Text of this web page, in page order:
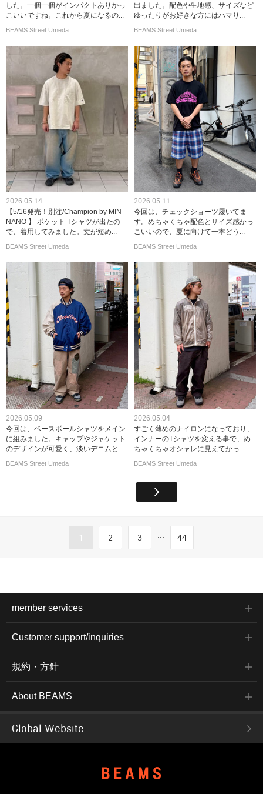
した。一個一個がインパクトありかっ
こいいですね。これから夏になるの...
BEAMS Street Umeda
出ました。配色や生地感、サイズなど
ゆったりがお好きな方にはハマり...
BEAMS Street Umeda
2026.05.14
【5/16発売！別注/Champion by MIN-
NANO 】 ポケット Tシャツが出たの
で、着用してみました。丈が短め...
BEAMS Street Umeda
2026.05.11
今回は、チェックショーツ履いてま
す。めちゃくちゃ配色とサイズ感かっ
こいいので、夏に向けて一本どう...
BEAMS Street Umeda
2026.05.09
今回は、ベースボールシャツをメイン
に組みました。キャップやジャケット
のデザインが可愛く、淡いデニムと...
BEAMS Street Umeda
2026.05.04
すごく薄めのナイロンになっており、
インナーのTシャツを変える事で、め
ちゃくちゃオシャレに見えてかっ...
BEAMS Street Umeda
1 2 3 ... 44
member services
Customer support/inquiries
規約・方針
About BEAMS
Global Website